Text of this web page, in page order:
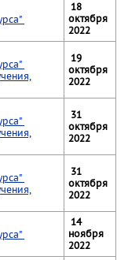
18
октября
2022
19
октября
2022
31
октября
2022
31
октября
2022
14
ноября
2022